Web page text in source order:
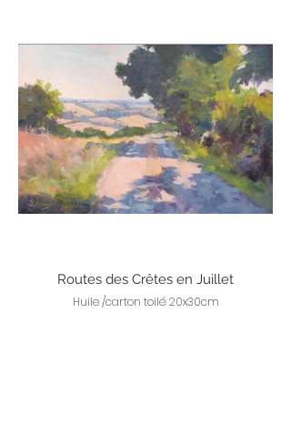
Routes des Crêtes en Juillet
Huile /carton toilé 20x30cm